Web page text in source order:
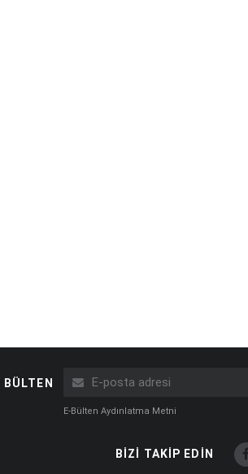
BÜLTEN
E-Bülten Aydınlatma Metni
BİZİ TAKİP EDİN